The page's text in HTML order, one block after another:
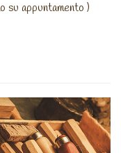
su appuntamento )